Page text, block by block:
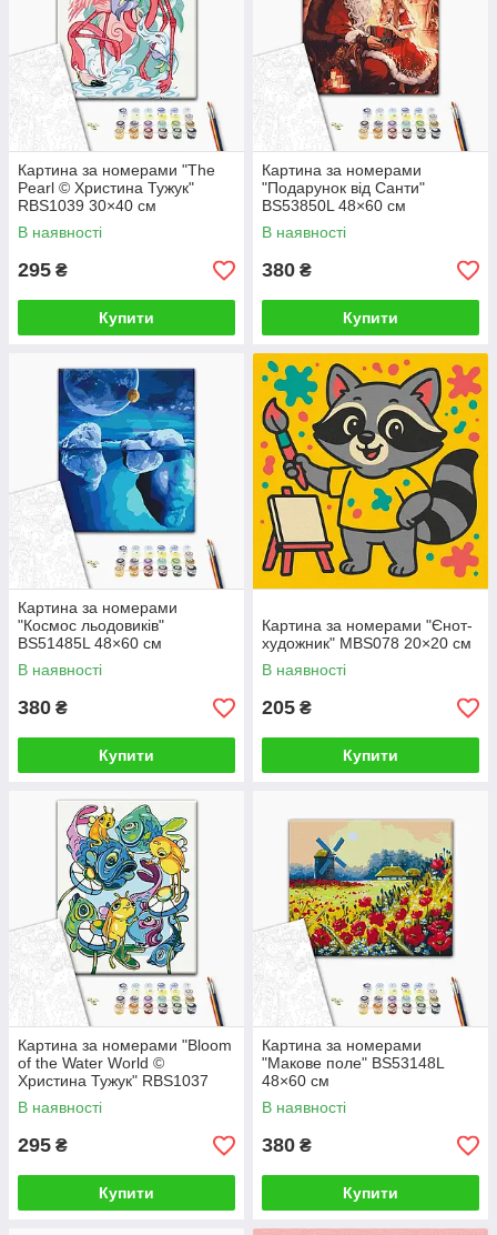
Картина за номерами "The
Pearl © Христина Тужук"
RBS1039 30×40 см
В наявності
295 ₴
Купити
Картина за номерами
"Подарунок від Санти"
BS53850L 48×60 см
В наявності
380 ₴
Купити
Картина за номерами
"Космос льодовиків"
BS51485L 48×60 см
В наявності
380 ₴
Купити
Картина за номерами "Єнот-
художник" MBS078 20×20 см
В наявності
205 ₴
Купити
Картина за номерами "Bloom
of the Water World ©
Христина Тужук" RBS1037
30×40 см
В наявності
295 ₴
Купити
Картина за номерами
"Макове поле" BS53148L
48×60 см
В наявності
380 ₴
Купити